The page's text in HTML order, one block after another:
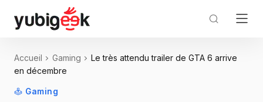
Accueil Gaming
Le très attendu trailer de GTA 6 arrive
en décembre
Gaming